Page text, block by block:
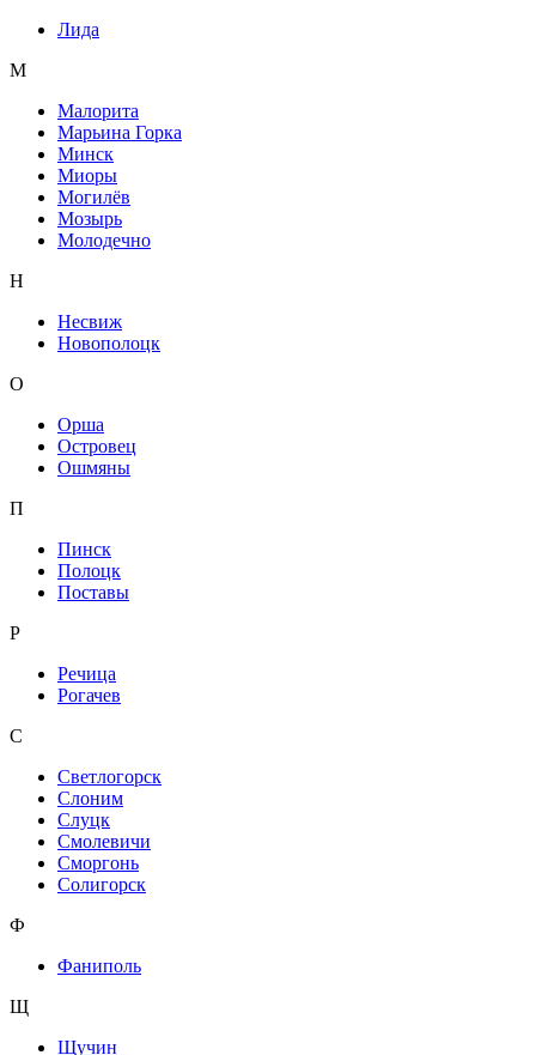
Лида
М
Малорита
Марьина Горка
Минск
Миоры
Могилёв
Мозырь
Молодечно
Н
Несвиж
Новополоцк
О
Орша
Островец
Ошмяны
П
Пинск
Полоцк
Поставы
Р
Речица
Рогачев
С
Светлогорск
Слоним
Слуцк
Смолевичи
Сморгонь
Солигорск
Ф
Фаниполь
Щ
Щучин